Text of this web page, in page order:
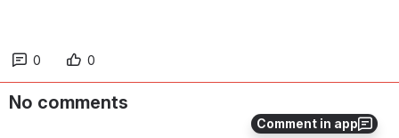
Comment in app
0 0
No comments